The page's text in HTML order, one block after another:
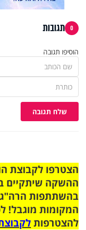
0 תגובות
הוסיפו תגובה
שלח תגובה
ההשקה שיתקיים
בהשתתפות הרה"ג
המקומות מוגבל!
להצטרפות